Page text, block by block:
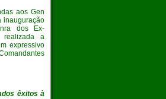
aos Gen
inauguração
dos Ex-
realizada a
expressivo
êxitos à